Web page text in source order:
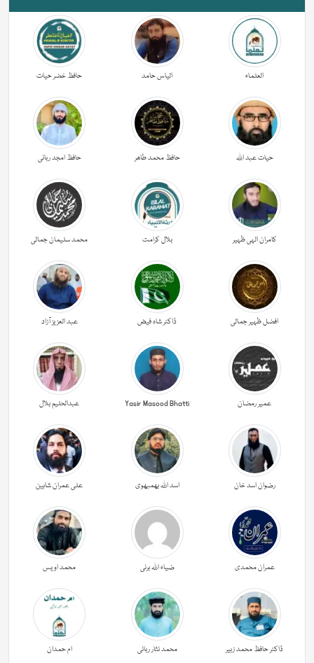
العلماء الیاس حامد حافظ خضر حیات
حیات عبد اللہ حافظ محمد طاھر حافظ امجد ربانی
کامران الہی ظہیر بلال کرامت محمد سلیمان جمالی
افضل ظہیر جمالی ڈاکٹر شاہ فیض عبد العزیز آزاد
عمیر رمضان Yasir Masood Bhatti عبدالحليم بلال
رضوان اسد خان اسد اللہ بھمبھوی علی عمران شاہین
عمران محمدی ضیاء اللہ برنی محمد اویس
ڈاکٹر حافظ محمد زبیر محمد نثار ربانی ام حمدان